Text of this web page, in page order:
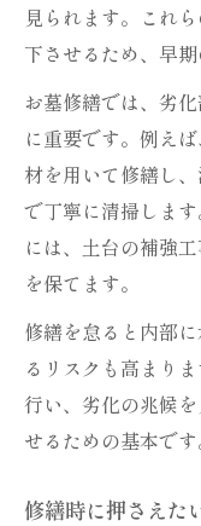
見られます。これ
下させるため、早期
お墓修繕では、劣
に重要です。例え
材を用いて修繕し
で丁寧に清掃しま
には、土台の補強
を保てます。
修繕を怠ると内部
るリスクも高まり
行い、劣化の兆候
せるための基本です
修繕時に押さえた